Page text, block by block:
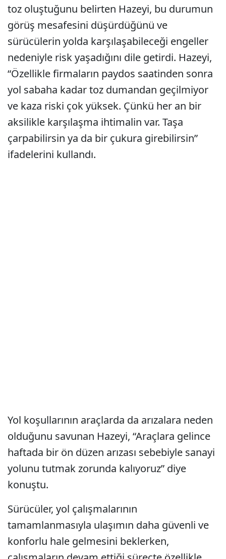
toz oluştuğunu belirten Hazeyi, bu durumun
görüş mesafesini düşürdüğünü ve
sürücülerin yolda karşılaşabileceği engeller
nedeniyle risk yaşadığını dile getirdi. Hazeyi,
“Özellikle firmaların paydos saatinden sonra
yol sabaha kadar toz dumandan geçilmiyor
ve kaza riski çok yüksek. Çünkü her an bir
aksilikle karşılaşma ihtimalin var. Taşa
çarpabilirsin ya da bir çukura girebilirsin”
ifadelerini kullandı.
Yol koşullarının araçlarda da arızalara neden
olduğunu savunan Hazeyi, “Araçlara gelince
haftada bir ön düzen arızası sebebiyle sanayi
yolunu tutmak zorunda kalıyoruz” diye
konuştu.
Sürücüler, yol çalışmalarının
tamamlanmasıyla ulaşımın daha güvenli ve
konforlu hale gelmesini beklerken,